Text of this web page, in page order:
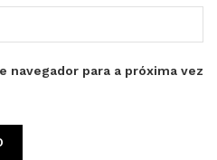
navegador para a próxima vez